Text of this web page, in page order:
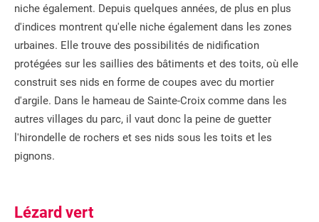
niche également. Depuis quelques années, de plus en plus
d'indices montrent qu'elle niche également dans les zones
urbaines. Elle trouve des possibilités de nidification
protégées sur les saillies des bâtiments et des toits, où elle
construit ses nids en forme de coupes avec du mortier
d'argile. Dans le hameau de Sainte-Croix comme dans les
autres villages du parc, il vaut donc la peine de guetter
l'hirondelle de rochers et ses nids sous les toits et les
pignons.
Lézard vert